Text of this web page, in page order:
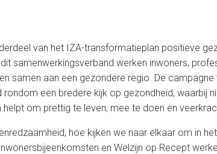
van het IZA-transformatieplan positieve
samenwerkingsverband werken inwoners,
samen aan een gezondere regio. De
een bredere kijk op gezondheid, waarbij
om prettig te leven, mee te doen en
hoe kijken we naar elkaar om in
en Welzijn op Recept